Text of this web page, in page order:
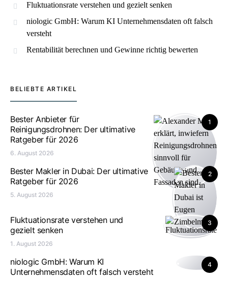
Fluktuationsrate verstehen und gezielt senken
niologic GmbH: Warum KI Unternehmensdaten oft falsch
versteht
Rentabilität berechnen und Gewinne richtig bewerten
BELIEBTE ARTIKEL
1
Bester Anbieter für
Reinigungsdrohnen: Der ultimative
Ratgeber für 2026
6. August 2026
2
Bester Makler in Dubai: Der ultimative
Ratgeber für 2026
5. August 2026
3
Fluktuationsrate verstehen und
gezielt senken
1. August 2026
4
niologic GmbH: Warum KI
Unternehmensdaten oft falsch versteht